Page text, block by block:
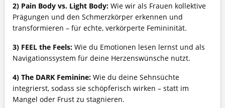
2) Pain Body vs. Light Body: Wie wir als Frauen kollektive
Prägungen und den Schmerzkörper erkennen und
transformieren – für echte, verkörperte Femininität.
3) FEEL the Feels: Wie du Emotionen lesen lernst und als
Navigationssystem für deine Herzenswünsche nutzt.
4) The DARK Feminine: Wie du deine Sehnsüchte
integrierst, sodass sie schöpferisch wirken – statt im
Mangel oder Frust zu stagnieren.